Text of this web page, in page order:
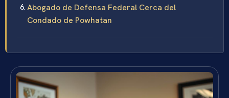
Abogado de Defensa Federal Cerca del
Condado de Powhatan